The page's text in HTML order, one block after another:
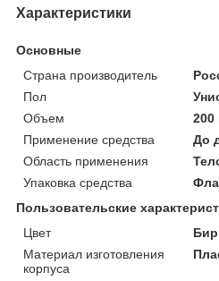
Характеристики
Основные
Страна производитель
Пол
Объем
200
Применение средства
До
Область применения
Упаковка средства
Пользовательские
Цвет
Материал изготовления
корпуса